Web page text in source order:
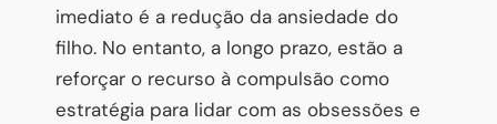
imediato é a redução da ansiedade do
filho. No entanto, a longo prazo, estão a
reforçar o recurso à compulsão como
estratégia para lidar com as obsessões e